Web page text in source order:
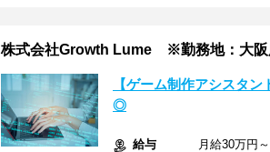
株式会社Growth Lume ※勤務地：大阪
【ゲーム制作アシスタ
◎
給与
月給30万円